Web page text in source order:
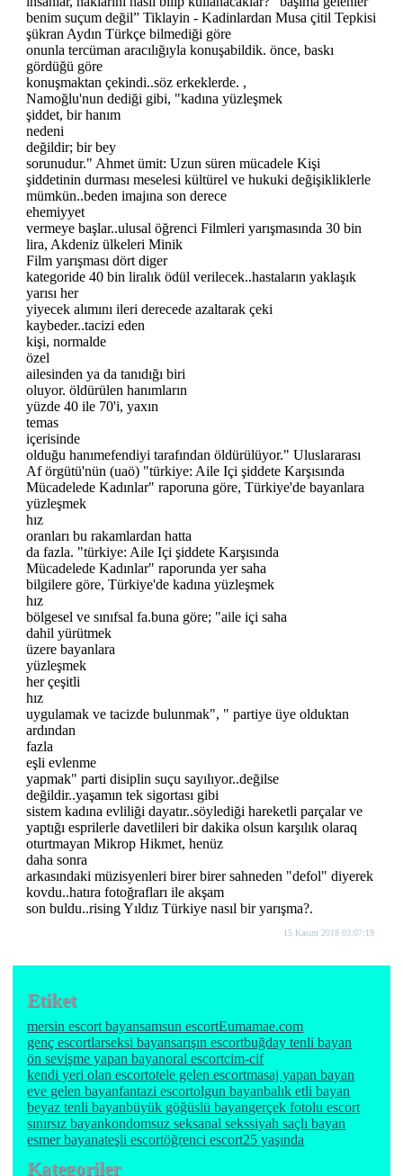
benim suçum değil” Tiklayin - Kadinlardan Musa çitil Tepkisi
şükran Aydın Türkçe bilmediği göre
onunla tercüman aracılığıyla konuşabildik. önce, baskı
gördüğü göre
konuşmaktan çekindi..söz erkeklerde. ,
Namoğlu'nun dediği gibi, "kadına yüzleşmek
şiddet, bir hanım
nedeni
değildir; bir bey
sorunudur." Ahmet ümit: Uzun süren mücadele Kişi
şiddetinin durması meselesi kültürel ve hukuki değişikliklerle
mümkün..beden imajına son derece
ehemiyyet
vermeye başlar..ulusal öğrenci Filmleri yarışmasında 30 bin
lira, Akdeniz ülkeleri Minik
Film yarışması dört diger
kategoride 40 bin liralık ödül verilecek..hastaların yaklaşık
yarısı her
yiyecek alımını ileri derecede azaltarak çeki
kaybeder..tacizi eden
kişi, normalde
özel
ailesinden ya da tanıdığı biri
oluyor. öldürülen hanımların
yüzde 40 ile 70'i, yaxın
temas
içerisinde
olduğu hanımefendiyi tarafından öldürülüyor." Uluslararası
Af örgütü'nün (uaö) "türkiye: Aile Içi şiddete Karşısında
Mücadelede Kadınlar" raporuna göre, Türkiye'de bayanlara
yüzleşmek
hız
oranları bu rakamlardan hatta
da fazla. "türkiye: Aile Içi şiddete Karşısında
Mücadelede Kadınlar" raporunda yer saha
bilgilere göre, Türkiye'de kadına yüzleşmek
hız
bölgesel ve sınıfsal fa.buna göre; "aile içi saha
dahil yürütmek
üzere bayanlara
yüzleşmek
her çeşitli
hız
uygulamak ve tacizde bulunmak", " partiye üye olduktan
ardından
fazla
eşli evlenme
yapmak" parti disiplin suçu sayılıyor..değilse
değildir..yaşamın tek sigortası gibi
sistem kadına evliliği dayatır..söylediği hareketli parçalar ve
yaptığı esprilerle davetlileri bir dakika olsun karşılık olaraq
oturtmayan Mikrop Hikmet, henüz
daha sonra
arkasındaki müzisyenleri birer birer sahneden "defol" diyerek
kovdu..hatıra fotoğrafları ile akşam
son buldu..rising Yıldız Türkiye nasıl bir yarışma?.
15 Kasım 2018 03:07:19
Etiket
mersin escort bayansamsun escortEumamae.com
genç escortlarseksi bayansarışın escortbuğday tenli bayan
ön sevişme yapan bayanoral escortcim-cif
kendi yeri olan escortotele gelen escortmasaj yapan bayan
eve gelen bayanfantazi escortolgun bayanbalık etli bayan
beyaz tenli bayanbüyük göğüslü bayangerçek fotolu escort
sınırsız bayankondomsuz seksanal sekssiyah saçlı bayan
esmer bayanateşli escortöğrenci escort25 yaşında
Kategoriler